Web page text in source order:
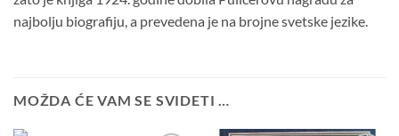
najbolju biografiju, a prevedena je na brojne svetske jezike.
MOŽDA ĆE VAM SE SVIDETI …